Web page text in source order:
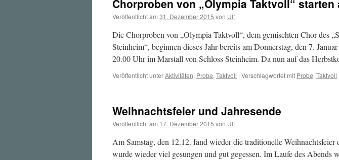
Chorproben von „Olympia Taktvoll“ starten
Veröffentlicht am 31. Dezember 2015 von Ulf
Die Chorproben von „Olympia Taktvoll“, dem gemischten Chor des
Steinheim“, beginnen dieses Jahr bereits am Donnerstag, den 7.
20.00 Uhr im Marstall von Schloss Steinheim. Da nun auf das
Veröffentlicht unterAktivitäten, Probe, Taktvoll | Verschlagwortet mit Probe, Taktvoll
Weihnachtsfeier und Jahresende
Veröffentlicht am 17. Dezember 2015 von Ulf
Am Samstag, den 12.12. fand wieder die traditionelle Weihnachtsfeier
wurde wieder viel gesungen und gut gegessen. Im Laufe des Abends